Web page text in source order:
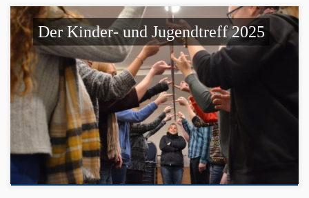
Der Kinder- und Jugendtreff 2025